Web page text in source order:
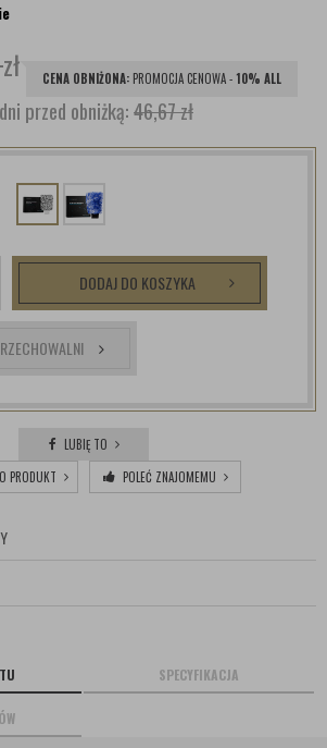
zł CENA OBNIŻONA: PROMOCJA CENOWA -10% ALL
przed obniżką:46,67 zł
DODAJ DO KOSZYKA
LUBIĘ TO
PRODUKT
POLEĆ ZNAJOMEMU
SPECYFIKACJA